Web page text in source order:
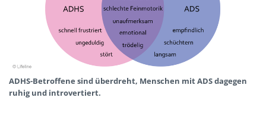
ADHS-Betroffene sind überdreht, Menschen mit ADS dagegen
ruhig und introvertiert.